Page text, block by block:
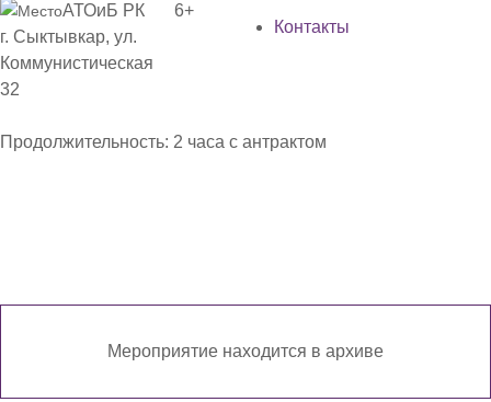
Контакты
АТОиБ РК
г. Сыктывкар, ул.
Коммунистическая
32
6+
Продолжительность: 2 часа с антрактом
Мероприятие находится в архиве